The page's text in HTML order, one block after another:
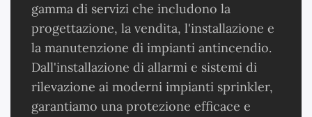
gamma di servizi che includono la
progettazione, la vendita, l'installazione e
la manutenzione di impianti antincendio.
Dall'installazione di allarmi e sistemi di
rilevazione ai moderni impianti sprinkler,
garantiamo una protezione efficace e